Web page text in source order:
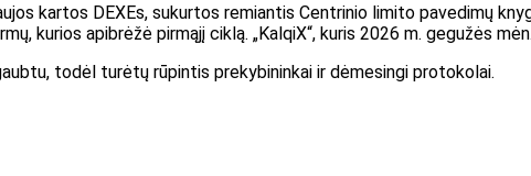
kartos DEXEs, sukurtos remiantis Centrinio limito pavedimų
kurios apibrėžė pirmąjį ciklą. „KalqiX“, kuris 2026 m. gegužės
todėl turėtų rūpintis prekybininkai ir dėmesingi protokolai.